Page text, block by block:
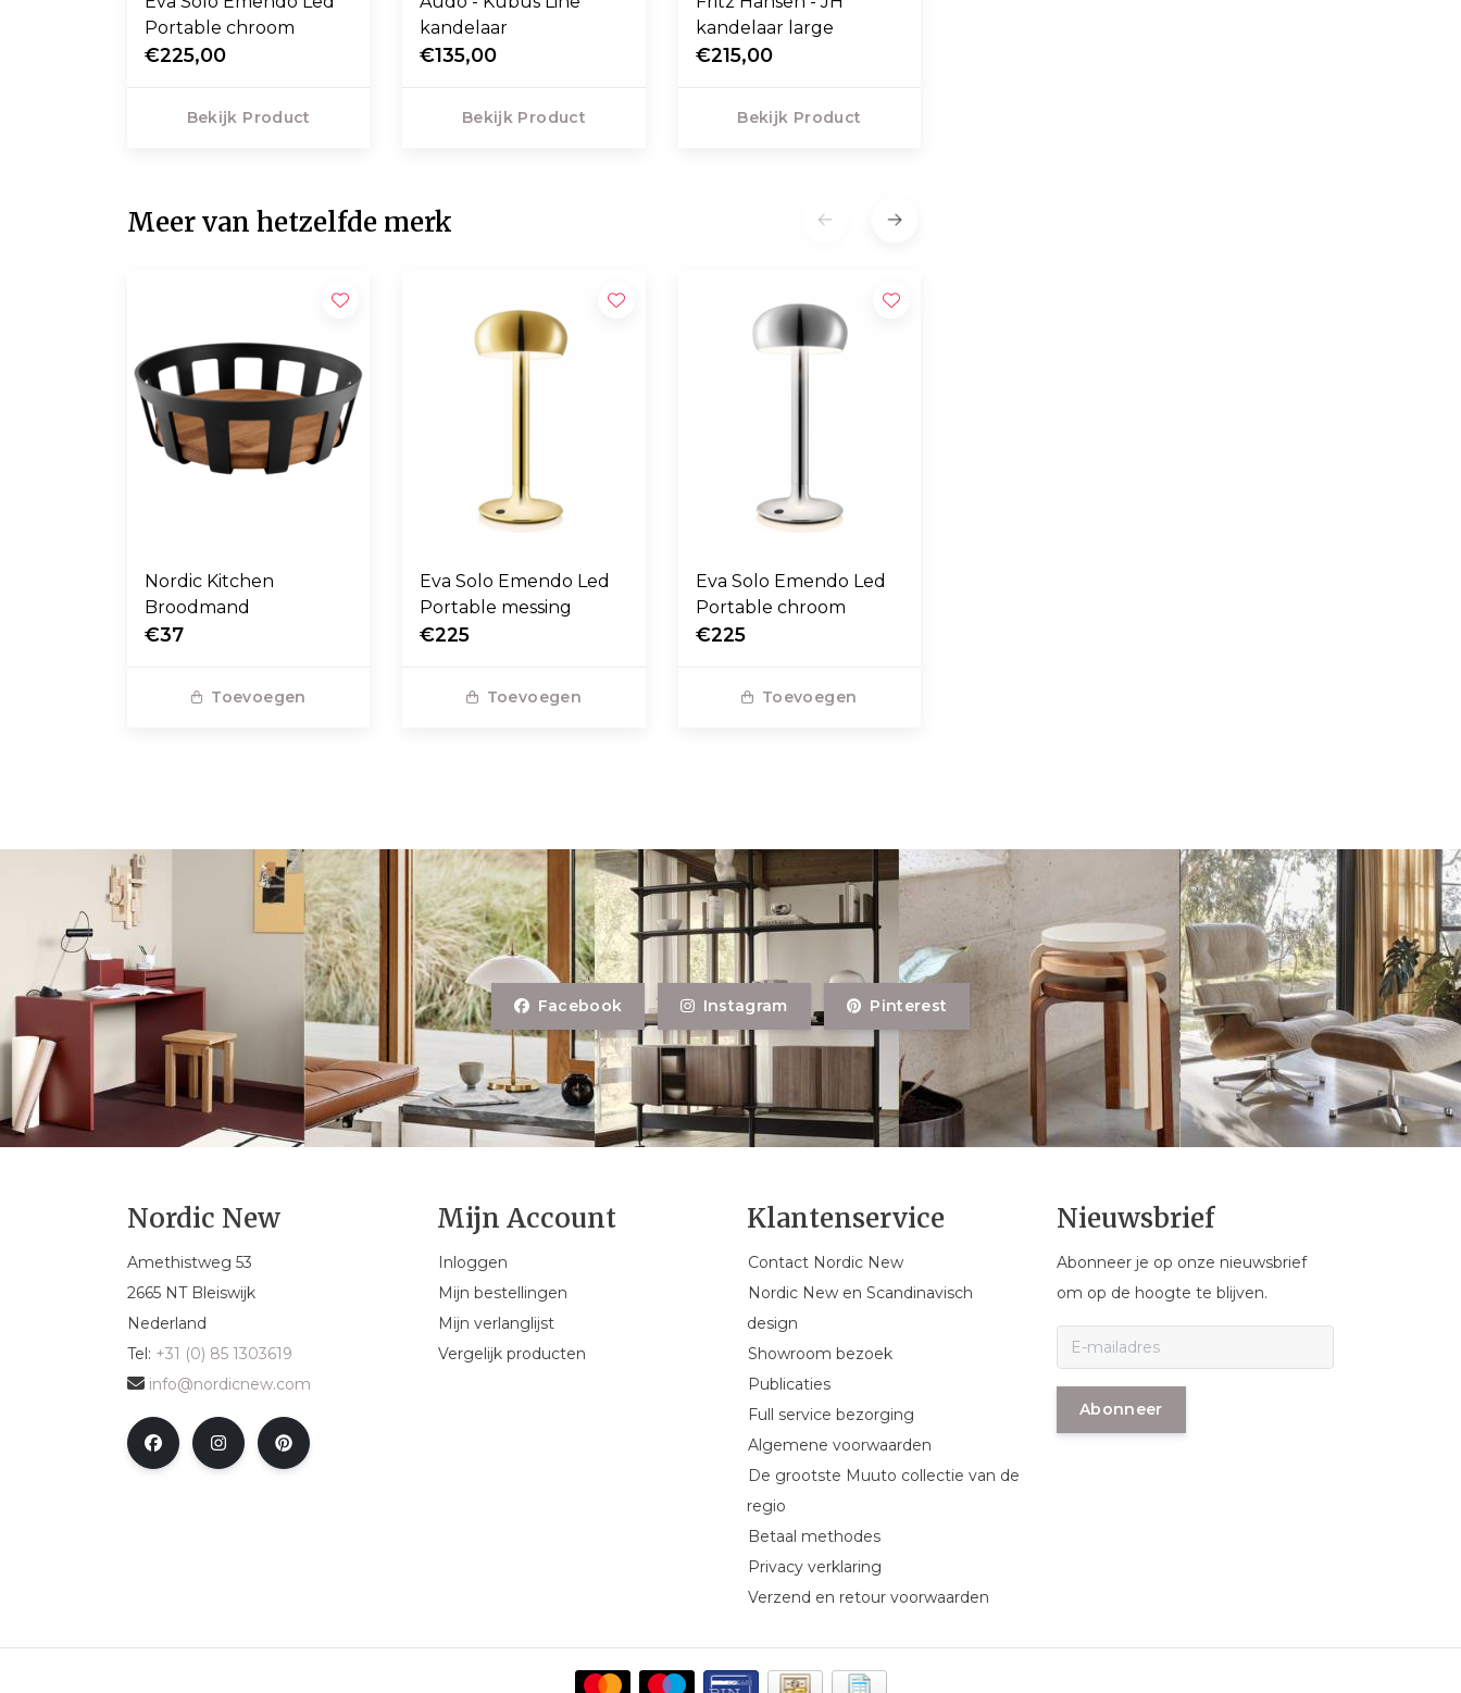
Portable chroom
€225,00
Bekijk Product
kandelaar
€135,00
Bekijk Product
kandelaar large
€215,00
Bekijk Product
Meer van hetzelfde merk
Nordic Kitchen
Broodmand
€37
Toevoegen
Eva Solo Emendo Led
Portable messing
€225
Toevoegen
Eva Solo Emendo Led
Portable chroom
€225
Toevoegen
Facebook Instagram Pinterest
Nordic New
Amethistweg 53
2665 NT Bleiswijk
Nederland
Tel: +31 (0) 85 1303619
info@nordicnew.com
Mijn Account
Inloggen
Mijn bestellingen
Mijn verlanglijst
Vergelijk producten
Klantenservice
Contact Nordic New
Nordic New en Scandinavisch
design
Showroom bezoek
Publicaties
Full service bezorging
Algemene voorwaarden
De grootste Muuto collectie van de
regio
Betaal methodes
Privacy verklaring
Verzend en retour voorwaarden
Nieuwsbrief
Abonneer je op onze nieuwsbrief
om op de hoogte te blijven.
Abonneer